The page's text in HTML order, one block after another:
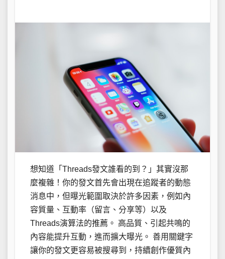
想知道「Threads發文誰看的到？」其實沒那
麼複雜！你的發文首先會出現在追蹤者的動態
消息中，但曝光範圍取決於許多因素，例如內
容質量、互動率（留言、分享等）以及
Threads演算法的推薦。 高品質、引起共鳴的
內容能提升互動，進而擴大曝光。 善用關鍵字
讓你的發文更容易被搜尋到，持續創作優質內